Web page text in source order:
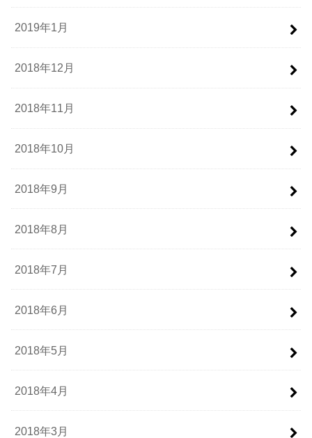
2019年1月
2018年12月
2018年11月
2018年10月
2018年9月
2018年8月
2018年7月
2018年6月
2018年5月
2018年4月
2018年3月